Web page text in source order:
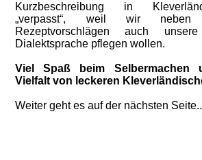
Kurzbeschreibung in
„verpasst“, weil wir neben
Rezeptvorschlägen auch
Dialektsprache pflegen wollen.
Viel Spaß beim Selbermachen
Vielfalt von leckeren
Weiter geht es auf der nächsten